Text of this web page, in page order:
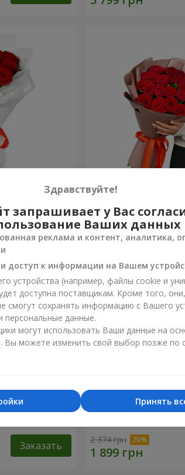
роз
Заказать
Букет в упаковке
4 824 грн
Заказать
Букет "Яркие
2 374 грн
Здравствуйте!
запрашивает у Вас
Ваших данных
реклама и контент, аналитика,
доступ к информации на Вашем
устройства (например, файлы cookie и
доступна поставщикам. Кроме того,
смогут сохранять информацию с Вашего
данные.
могут использовать Ваши данные на
Вы можете изменить свой выбор позже по
Принять